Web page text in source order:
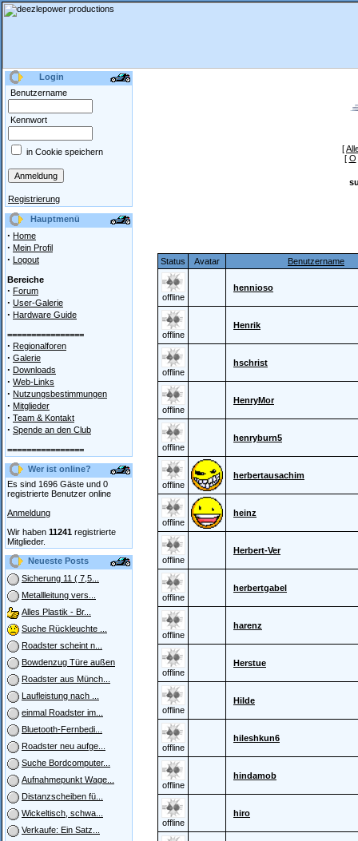
Login
Benutzername
Kennwort
in Cookie speichern
Registrierung
Hauptmenü
· Home
· Mein Profil
· Logout
Bereiche
· Forum
· User-Galerie
· Hardware Guide
================
· Regionalforen
· Galerie
· Downloads
· Web-Links
· Nutzungsbestimmungen
· Mitglieder
· Team & Kontakt
· Spende an den Club
================
Wer ist online?
Es sind 1696 Gäste und 0
registrierte Benutzer online
Anmeldung
Wir haben 11241 registrierte
Mitglieder.
Neueste Posts
Sicherung 11 ( 7,5...
Metallleitung vers...
Alles Plastik - Br...
Suche Rückleuchte ...
Roadster scheint n...
Bowdenzug Türe außen
Roadster aus Münch...
Laufleistung nach ...
einmal Roadster im...
Bluetooth-Fernbedi...
Roadster neu aufge...
Suche Bordcomputer...
Aufnahmepunkt Wage...
Distanzscheiben fü...
Wickeltisch, schwa...
Verkaufe: Ein Satz...
[
[ O
Status Avatar Benutzername
offline
hennioso
offline
Henrik
offline
hschrist
offline
HenryMor
offline
henryburn5
offline
herbertausachim
offline
heinz
offline
Herbert-Ver
offline
herbertgabel
offline
harenz
offline
Herstue
offline
Hilde
offline
hileshkun6
offline
hindamob
offline
hiro